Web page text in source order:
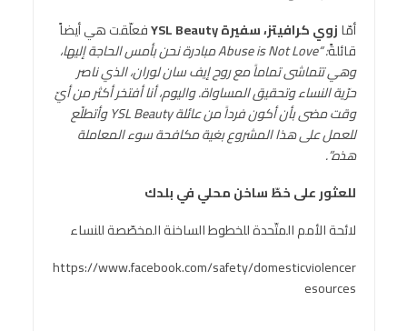
أمّازوي كرافيتز، سفيرةYSL Beautyفعلّقت هي أيضاً
قائلةً: “
Abuse is Not Loveمبادرة نحن بأمس الحاجة إليها،
وهي تتماشى تماماً مع روح إيف سان لوران، الذي ناصر
حرّية النساء وتحقيق المساواة. واليوم، أنا أفتخر أكثر من أيّ
وقت مضى بأن أكون فرداً من عائلةYSL Beautyوأتطلّع
للعمل على هذا المشروع بغية مكافحة سوء المعاملة
هذه.”.
للعثور على خطّ ساخن محلي في بلدك
لائحة الأمم المتّحدة للخطوط الساخنة المخصّصة للنساء
https://www.facebook.com/safety/domesticviolencer
esources